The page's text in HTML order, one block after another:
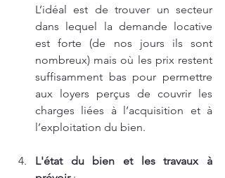
L’idéal est de trouver un secteur
dans lequel la demande locative
est forte (de nos jours ils sont
nombreux) mais où les prix restent
suffisamment bas pour permettre
aux loyers perçus de couvrir les
charges liées à l’acquisition et à
l’exploitation du bien.
L'état du bien et les travaux à